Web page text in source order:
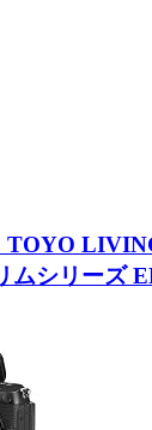
TOYO
ムシリーズ